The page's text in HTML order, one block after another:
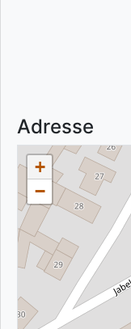
Adresse
+
−